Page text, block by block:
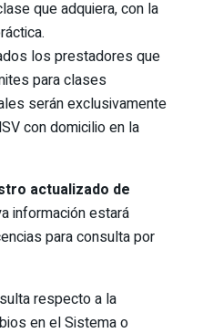
que adquiera, con la
los prestadores que
para clases
serán exclusivamente
con domicilio en la
actualizado de
información estará
para consulta por
respecto a la
en el Sistema o